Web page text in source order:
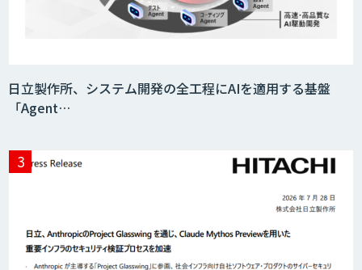
日立製作所、システム開発の全工程にAIを適用する基盤
「Agent…